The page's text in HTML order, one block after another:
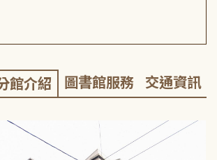
館介紹 圖書館服務 交通資訊